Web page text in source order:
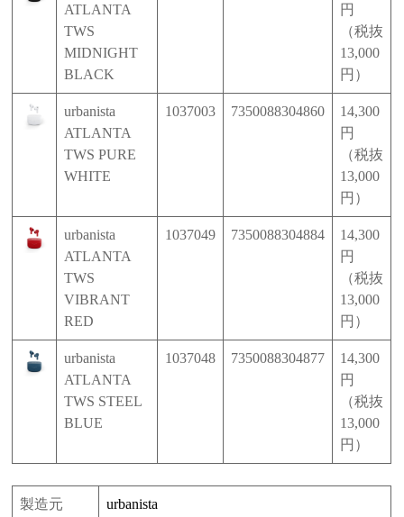
ATLANTA
TWS
MIDNIGHT
BLACK
円
（税抜
13,000
円）
urbanista
ATLANTA
TWS PURE
WHITE
1037003 7350088304860
14,300
円
（税抜
13,000
円）
urbanista
ATLANTA
TWS
VIBRANT
RED
1037049 7350088304884
14,300
円
（税抜
13,000
円）
urbanista
ATLANTA
TWS STEEL
BLUE
1037048 7350088304877
14,300
円
（税抜
13,000
円）
製造元 urbanista